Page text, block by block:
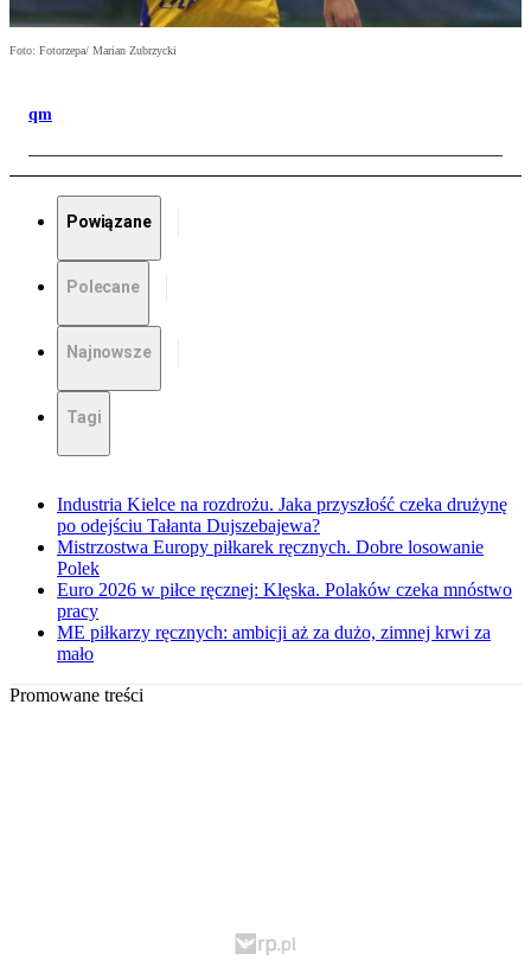
Foto: Fotorzepa/ Marian Zubrzycki
qm
Powiązane
Polecane
Najnowsze
Tagi
Industria Kielce na rozdrożu. Jaka przyszłość czeka drużynę
po odejściu Tałanta Dujszebajewa?
Mistrzostwa Europy piłkarek ręcznych. Dobre losowanie
Polek
Euro 2026 w piłce ręcznej: Klęska. Polaków czeka mnóstwo
pracy
ME piłkarzy ręcznych: ambicji aż za dużo, zimnej krwi za
mało
Promowane treści